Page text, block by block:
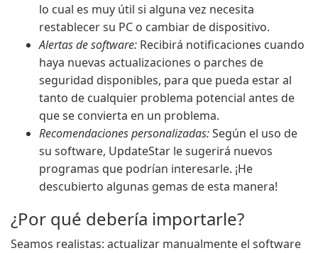
lo cual es muy útil si alguna vez necesita
restablecer su PC o cambiar de dispositivo.
Alertas de software: Recibirá notificaciones cuando
haya nuevas actualizaciones o parches de
seguridad disponibles, para que pueda estar al
tanto de cualquier problema potencial antes de
que se convierta en un problema.
Recomendaciones personalizadas:Según el uso de
su software, UpdateStar le sugerirá nuevos
programas que podrían interesarle. ¡He
descubierto algunas gemas de esta manera!
¿Por qué debería importarle?
Seamos realistas: actualizar manualmente el software